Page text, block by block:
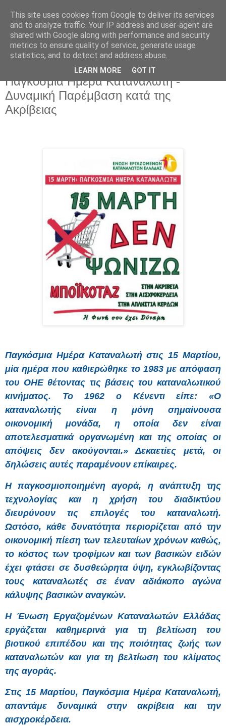
Πέμπτη 13 Μαρτίου 2025
Παγκόσμια Ημέρα Καταναλωτή -
Δυναμική Παρέμβαση κατά της
Ακρίβειας
Παγκόσμια Ημέρα Καταναλωτή στις 15 Μαρτίου,
μία ημέρα που καθιερώθηκε το 1983 με απόφαση
του ΟΗΕ θέτοντας τις βάσεις του καταναλωτικού
κινήματος. Το 1962 ο Κένεντι είπε: «Ο
καταναλωτής είναι η μόνη σημαίνουσα
οικονομική μονάδα, η οποία δεν είναι
αποτελεσματικά οργανωμένη και της οποίας οι
απόψεις δεν ακούγονται.» Δεκαετίες μετά, οι
δηλώσεις αυτές παραμένουν επίκαιρες.
Η παγκοσμιοποιημένη αγορά, η ανάπτυξη της
τεχνολογίας και η χρήση του διαδικτύου
διευρύνουν τις επιλογές του καταναλωτή.
Ωστόσο, κάθε δυνατότητα περιορίζεται από την
οικονομική πίεση των τελευταίων χρόνων καθώς,
το κόστος των τροφίμων και των βασικών ειδών
έχει φτάσει σε δυσθεώρητα ύψη, εγκλωβίζοντας
τους καταναλωτές σε έναν αδιάκοπο αγώνα
κάλυψης βασικών αναγκών.
Η Ένωση Εργαζομένων Καταναλωτών Ελλάδας
εργάζεται καθημερινά για τη βελτίωση του
βιοτικού επιπέδου και της ποιότητας ζωής των
καταναλωτών και για τη βελτίωση του κλίματος
της αγοράς.
Στις 15 Μαρτίου, Παγκόσμια Ημέρα Καταναλωτή,
απαντάμε δυναμικά στην ακρίβεια και την
αισχροκέρδεια.
This site uses cookies from Google to deliver its services
and to analyze traffic. Your IP address and user-agent are
shared with Google along with performance and security
metrics to ensure quality of service, generate usage
statistics, and to detect and address abuse.
LEARN MORE GOT IT